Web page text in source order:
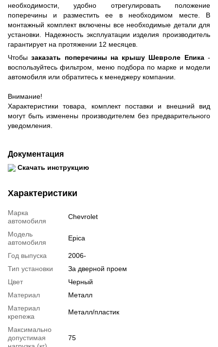
необходимости, удобно отрегулировать положение
поперечины и разместить ее в необходимом месте. В
монтажный комплект включены все необходимые детали для
установки. Надежность эксплуатации изделия производитель
гарантирует на протяжении 12 месяцев.
Чтобызаказать поперечины на крышу Шевроле Епика-
воспользуйтесь фильтром, меню подбора по марке и модели
автомобиля или обратитесь к менеджеру компании.
Внимание!
Характеристики товара, комплект поставки и внешний вид
могут быть изменены производителем без предварительного
уведомления.
Документация
Скачать инструкцию
Характеристики
Марка
автомобиля
Chevrolet
Модель
автомобиля
Epica
Год выпуска
2006-
Тип установки
За дверной проем
Цвет
Черный
Материал
Металл
Материал
крепежа
Металл/пластик
Максимально
допустимая
75